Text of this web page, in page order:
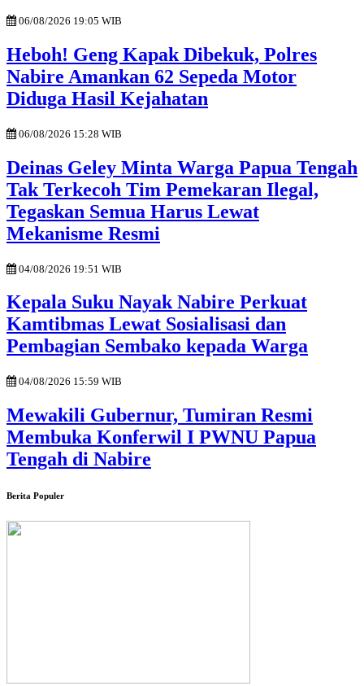
06/08/2026 19:05 WIB
Heboh! Geng Kapak Dibekuk, Polres
Nabire Amankan 62 Sepeda Motor
Diduga Hasil Kejahatan
06/08/2026 15:28 WIB
Deinas Geley Minta Warga Papua Tengah
Tak Terkecoh Tim Pemekaran Ilegal,
Tegaskan Semua Harus Lewat
Mekanisme Resmi
04/08/2026 19:51 WIB
Kepala Suku Nayak Nabire Perkuat
Kamtibmas Lewat Sosialisasi dan
Pembagian Sembako kepada Warga
04/08/2026 15:59 WIB
Mewakili Gubernur, Tumiran Resmi
Membuka Konferwil I PWNU Papua
Tengah di Nabire
Berita Populer